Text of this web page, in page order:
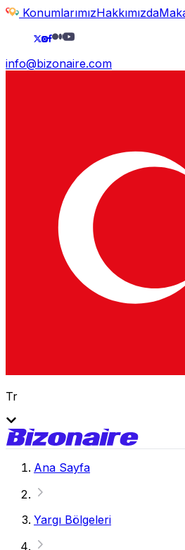
KonumlarımızHakkımızda
info@bizonaire.com
Tr
Ana Sayfa
Yargı Bölgeleri